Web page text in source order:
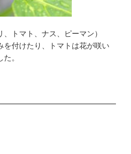
トマト、ナス、ピーマン）
を付けたり、トマトは花が咲い
。